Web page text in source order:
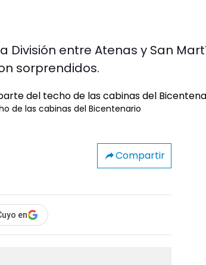
entre Atenas y San
sorprendidos.
de las cabinas del Bicentenario
Compartir
en